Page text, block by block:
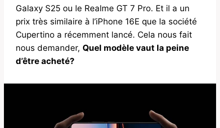
Galaxy S25 ou le Realme GT 7 Pro. Et il a un
prix très similaire à l’iPhone 16E que la société
Cupertino a récemment lancé. Cela nous fait
nous demander, Quel modèle vaut la peine
d’être acheté?